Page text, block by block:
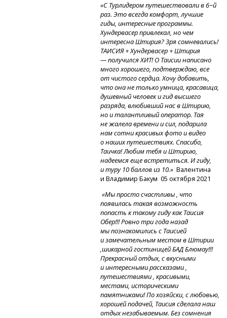
«С Турлидером путешествовали в 6−й
раз. Это всегда комфорт, лучшие
гиды, интересные программы.
Хундервасер привлекал, но чем
интересна Штирия? Зря сомневались!
ТАИСИЯ + Хундервасер + Штирия
— получился ХИТ! О Таисии написано
много хорошего, подтверждаю, все
от чистого сердца. Хочу добавить,
что она не только умница, красавица,
душевный человек и гид высшего
разряда, влюбивший нас в Штирию,
но и талантливый оператор. Тая
не жалела времени и сил, подарила
нам сотни красивых фото и видео
о наших путешествиях. Спасибо,
Таичка! Любим тебя и Штирию,
надеемся еще встретиться. И гиду,
и туру 10 баллов из 10.» Валентина
и Владимир Бакум 05 октября 2021
«Мы просто счастливы , что
появилась такая возможность
попасть к такому гиду как Таисия
Обер!!! Ровно три года назад
мы познакомились с Таисией
и замечательным местом в Штирии
,шикарной гостиницей БАД Блюмау!!!
Прекрасный отдых, с вкусными
и интересными рассказами ,
путешествиями , красивыми,
местами, историческими
памятниками! По хозяйски, с любовью,
хорошей подачей, Таисия сделала наш
отдых незабываемым. Без сомнения